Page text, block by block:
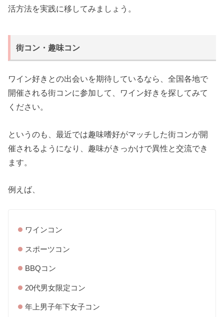
活方法を実践に移してみましょう。
街コン・趣味コン
ワイン好きとの出会いを期待しているなら、全国各地で
開催される街コンに参加して、ワイン好きを探してみて
ください。
というのも、最近では趣味嗜好がマッチした街コンが開
催されるようになり、趣味がきっかけで異性と交流でき
ます。
例えば、
ワインコン
スポーツコン
BBQコン
20代男女限定コン
年上男子年下女子コン